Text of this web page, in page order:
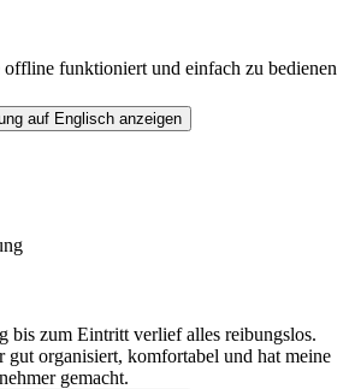
offline funktioniert und einfach zu bedienen
auf Englisch anzeigen
bis zum Eintritt verlief alles reibungslos.
gut organisiert, komfortabel und hat meine
gemacht.